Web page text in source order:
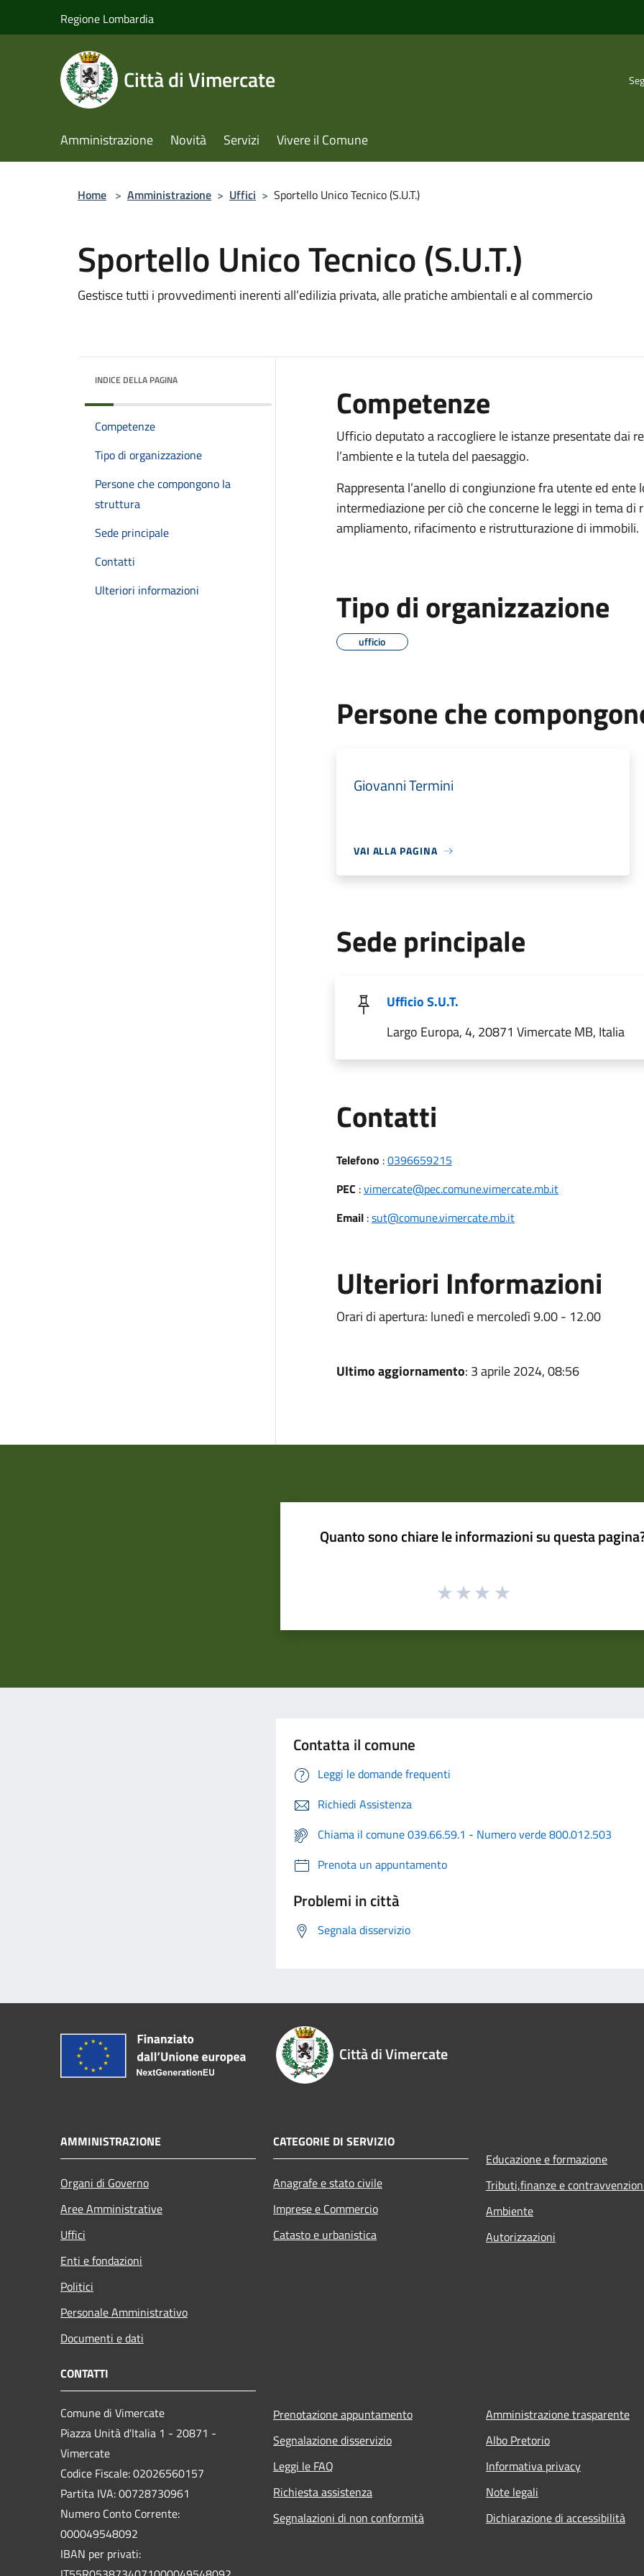
Regione Lombardia
Città di Vimercate
Amministrazione Novità Servizi Vivere il Comune
Home > Amministrazione > Uffici > Sportello Unico Tecnico (S.U.T.)
Sportello Unico Tecnico (S.U.T.)
Gestisce tutti i provvedimenti inerenti all’edilizia privata, alle pratiche ambientali e al commercio
INDICE DELLA PAGINA
Competenze
Tipo di organizzazione
Persone che compongono la
struttura
Sede principale
Contatti
Ulteriori informazioni
Competenze
Ufficio deputato a raccogliere le istanze presentate dai
l’ambiente e la tutela del paesaggio.
Rappresental’anello di congiunzione fra utente ed
intermediazione per ciò che concerne le leggi in tema
ampliamento, rifacimento e ristrutturazione di immobili.
Tipo di organizzazione
ufficio
Persone che
Giovanni Termini
VAI ALLA PAGINA
Sede principale
Ufficio S.U.T.
Largo Europa, 4, 20871 Vimercate MB, Italia
Contatti
Telefono :0396659215
PEC :vimercate@pec.comune.vimercate.mb.it
Email:sut@comune.vimercate.mb.it
Ulteriori Informazioni
Orari di apertura: lunedì e mercoledì 9.00 - 12.00
Ultimo aggiornamento: 3 aprile 2024, 08:56
Quanto sono chiare le informazioni su questa
Contatta il comune
Leggi le domande frequenti
Richiedi Assistenza
Chiama il comune 039.66.59.1 - Numero verde 800.012.503
Prenota un appuntamento
Problemi in città
Segnala disservizio
Città di Vimercate
AMMINISTRAZIONE
Organi di Governo
Aree Amministrative
Uffici
Enti e fondazioni
Politici
Personale Amministrativo
Documenti e dati
CATEGORIE DI SERVIZIO
Anagrafe e stato civile
Imprese e Commercio
Catasto e urbanistica
Educazione e formazione
Tributi,finanze e
Ambiente
Autorizzazioni
CONTATTI
Comune di Vimercate
Piazza Unità d'Italia 1 - 20871 -
Vimercate
Codice Fiscale: 02026560157
Partita IVA: 00728730961
Numero Conto Corrente:
000049548092
IBAN per privati:
Prenotazione appuntamento
Segnalazione disservizio
Leggi le FAQ
Richiesta assistenza
Segnalazioni di non conformità
Amministrazione trasparente
Albo Pretorio
Informativa privacy
Note legali
Dichiarazione di accessibilità